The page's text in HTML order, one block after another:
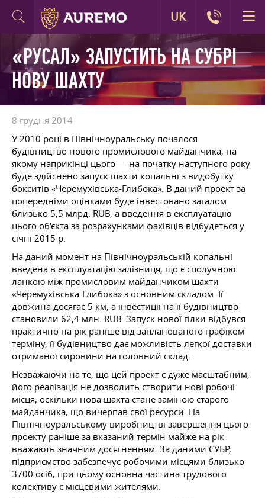
«РУСАЛ» ЗАПУСТИТЬ НА СУБРІ
НОВУ ШАХТУ
8 грудня 2014
У 2010 році в Північноуральську почалося
будівництво нового промислового майданчика, на
якому наприкінці цього — на початку наступного року
буде здійснено запуск шахти копальні з видобутку
бокситів «Черемухівська-Глибока». В даний проект за
попередніми оцінками буде інвестовано загалом
близько 5,5 млрд. RUB, а введення в експлуатацію
цього об'єкта за розрахунками фахівців відбудеться у
січні 2015 р.
На даний момент на Північноуральській копальні
введена в експлуатацію залізниця, що є сполучною
ланкою між промисловим майданчиком шахти
«Черемухівська-Глибока» з основним складом. Її
довжина досягає 5 км, а інвестиції на її будівництво
становили 62,4 млн. RUB. Запуск нової гілки відбувся
практично на рік раніше від запланованого графіком
терміну, її будівництво дає можливість легкої доставки
отриманої сировини на головний склад.
Незважаючи на те, що цей проект є дуже масштабним,
його реалізація не дозволить створити нові робочі
місця, оскільки нова шахта стане заміною старого
майданчика, що вичерпав свої ресурси. На
Північноуральському виробництві завершення цього
проекту раніше за вказаний термін майже на рік
вважають значним досягненням. За даними СУБР,
підприємство забезпечує робочими місцями близько
3700 осіб, при цьому основна частина трудового
колективу є місцевими жителями.
UK